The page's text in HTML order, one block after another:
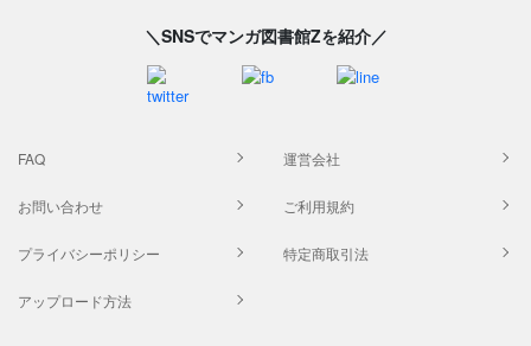
＼SNSでマンガ図書館Zを紹介／
FAQ 運営会社
お問い合わせ ご利用規約
プライバシーポリシー 特定商取引法
アップロード方法